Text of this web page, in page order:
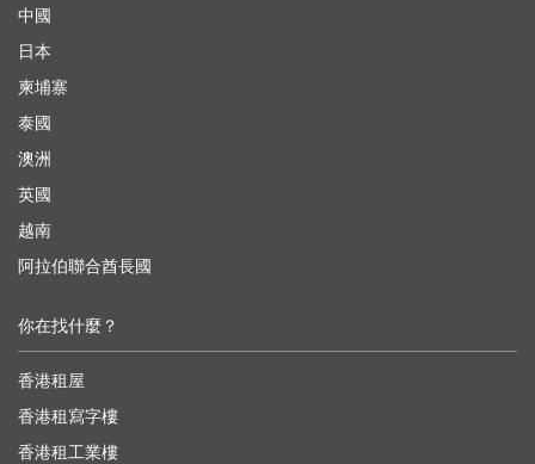
中國
日本
柬埔寨
泰國
澳洲
英國
越南
阿拉伯聯合酋長國
你在找什麼？
香港租屋
香港租寫字樓
香港租工業樓